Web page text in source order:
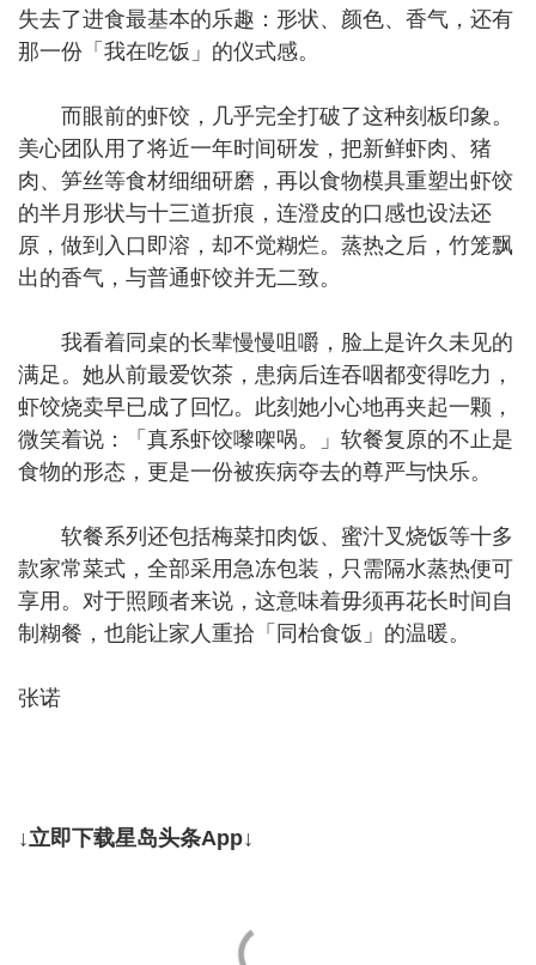
失去了进食最基本的乐趣：形状、颜色、香气，还有
那一份「我在吃饭」的仪式感。
而眼前的虾饺，几乎完全打破了这种刻板印象。
美心团队用了将近一年时间研发，把新鲜虾肉、猪
肉、笋丝等食材细细研磨，再以食物模具重塑出虾饺
的半月形状与十三道折痕，连澄皮的口感也设法还
原，做到入口即溶，却不觉糊烂。蒸热之后，竹笼飘
出的香气，与普通虾饺并无二致。
我看着同桌的长辈慢慢咀嚼，脸上是许久未见的
满足。她从前最爱饮茶，患病后连吞咽都变得吃力，
虾饺烧卖早已成了回忆。此刻她小心地再夹起一颗，
微笑着说：「真系虾饺嚟㗎㖞。」软餐复原的不止是
食物的形态，更是一份被疾病夺去的尊严与快乐。
软餐系列还包括梅菜扣肉饭、蜜汁叉烧饭等十多
款家常菜式，全部采用急冻包装，只需隔水蒸热便可
享用。对于照顾者来说，这意味着毋须再花长时间自
制糊餐，也能让家人重拾「同枱食饭」的温暖。
张诺
↓立即下载星岛头条App↓